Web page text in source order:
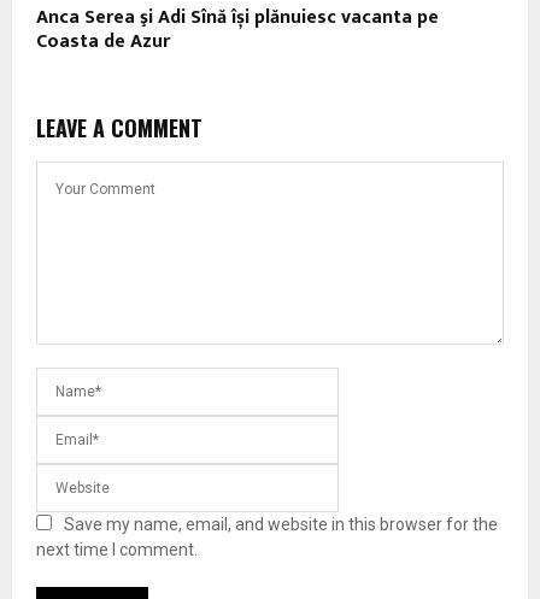
Anca Serea şi Adi Sînă își plănuiesc vacanta pe
Coasta de Azur
LEAVE A COMMENT
Save my name, email, and website in this browser for the
next time I comment.